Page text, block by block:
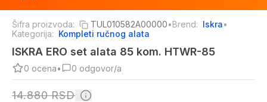
Šifra proizvoda: TUL010582A00000•Brend: Iskra•
Kategorija: Kompleti ručnog alata
ISKRA ERO set alata 85 kom. HTWR-85
0 ocena• 0 odgovor/a
14.880RSD